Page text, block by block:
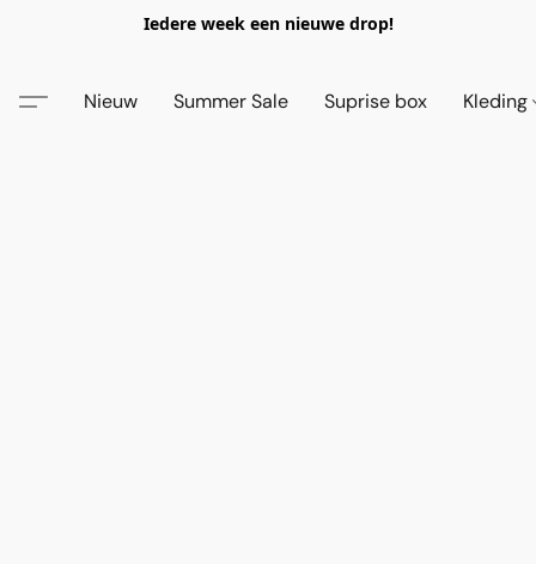
Iedere week een nieuwe drop!
Nieuw Summer Sale Suprise box Kleding